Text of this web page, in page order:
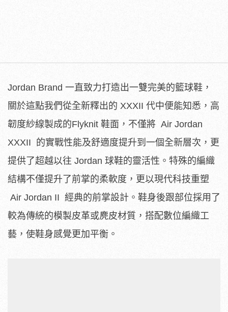
Jordan Brand 一直致力打造出一雙完美的籃球鞋，
關於這點我們從全新釋出的 XXXII 代中便能知悉，高
韌度紗線製成的Flyknit 鞋面，不僅將 Air Jordan
XXXII 的實戰性能及舒適度提升到一個全新層次，更
提供了超越以往 Jordan 球鞋的靈活性。特殊的編織
結構不僅提升了前掌的柔軟度，更以現代科技重塑
Air Jordan II 經典的前掌設計。鞋身後跟部位採用了
較為傳統的模製皮革或麂皮材質，搭配數位編織工
藝，使鞋身感覺更加平衡。